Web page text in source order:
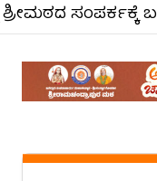
ಸಂಪರ್ಕಕ್ಕೆ